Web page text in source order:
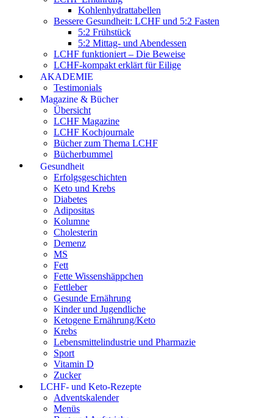
Kohlenhydrattabellen
Bessere Gesundheit: LCHF und 5:2 Fasten
5:2 Frühstück
5:2 Mittag- und Abendessen
LCHF funktioniert – Die Beweise
LCHF-kompakt erklärt für Eilige
AKADEMIE
Testimonials
Magazine & Bücher
Übersicht
LCHF Magazine
LCHF Kochjournale
Bücher zum Thema LCHF
Bücherbummel
Gesundheit
Erfolgsgeschichten
Keto und Krebs
Diabetes
Adipositas
Kolumne
Cholesterin
Demenz
MS
Fett
Fette Wissenshäppchen
Fettleber
Gesunde Ernährung
Kinder und Jugendliche
Ketogene Ernährung/Keto
Krebs
Lebensmittelindustrie und Pharmazie
Sport
Vitamin D
Zucker
LCHF- und Keto-Rezepte
Adventskalender
Menüs